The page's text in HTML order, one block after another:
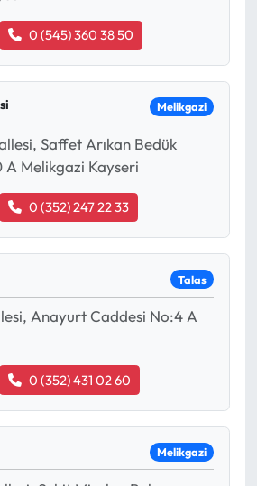
0 (545) 360 38 50
Melikgazi
Saffet Arıkan Bedük
Melikgazi Kayseri
0 (352) 247 22 33
Talas
Anayurt Caddesi No:4 A
0 (352) 431 02 60
Melikgazi